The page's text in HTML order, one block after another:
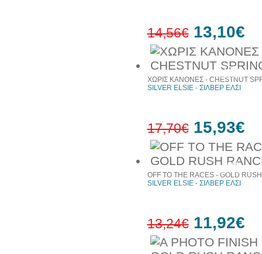
10%
έκπτωση
14,56€ 13,10€
10%
έκπτωση
ΧΩΡΙΣ ΚΑΝΟΝΕΣ - CHESTNUT
SILVER ELSIE - ΣΙΛΒΕΡ ΕΛΣΙ
17,70€ 15,93€
OFF TO THE RACES - GOLD
SILVER ELSIE - ΣΙΛΒΕΡ ΕΛΣΙ
13,24€ 11,92€